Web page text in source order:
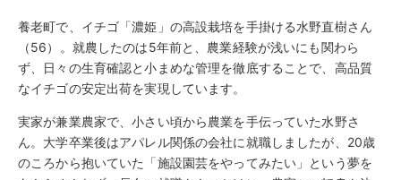
養老町で、イチゴ「濃姫」の高設栽培を手掛ける水野直樹さん
（56）。就農したのは5年前と、農業経験が浅いにも関わら
ず、日々の生育確認と小まめな管理を徹底することで、高品質
なイチゴの安定出荷を実現しています。
実家が兼業農家で、小さい頃から農業を手伝っていた水野さ
ん。大学卒業後はアパレル関係の会社に就職しましたが、20歳
のころから抱いていた「施設園芸をやってみたい」という夢を